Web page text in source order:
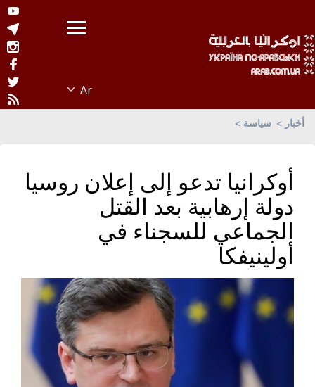
أخبار سياسة
أوكرانيا تدعو إلى إعلان روسيا
دولة إرهابية بعد القتل
الجماعي للسجناء في
أولينيفكا